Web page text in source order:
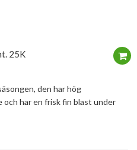
25K
den har hög
och har en frisk fin blast under